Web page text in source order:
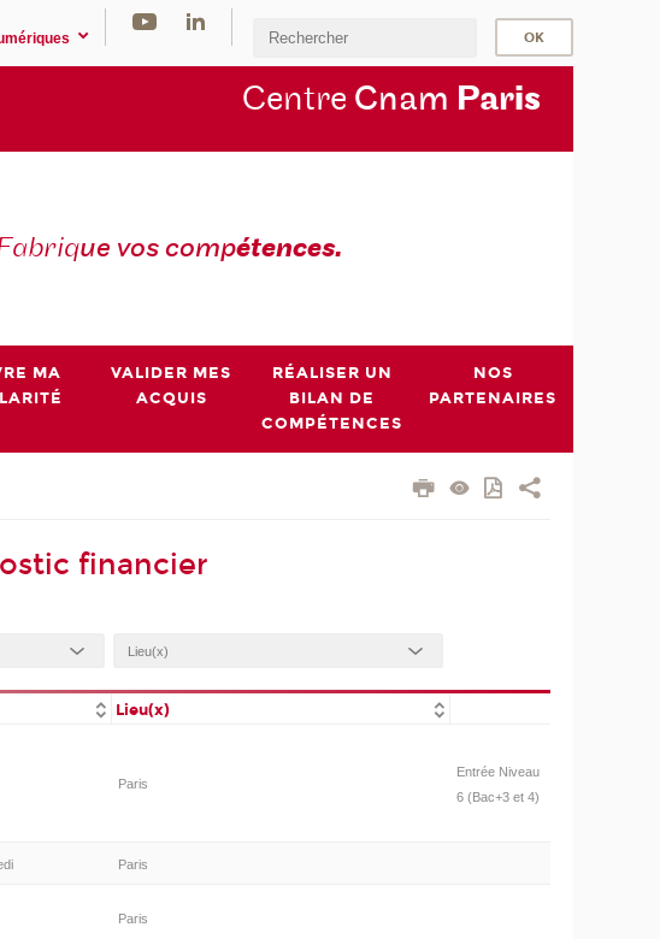
Centre Cnam Paris
ue vos compétences.
MA
VALIDER MES
ACQUIS
RÉALISER UN
BILAN DE
COMPÉTENCES
NOS
PARTENAIRES
financier
Lieu(x)
Paris
Entrée Niveau
6 (Bac+3 et 4)
Paris
Paris